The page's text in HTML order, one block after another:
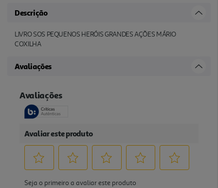
Descrição
LIVRO SOS PEQUENOS HERÓIS GRANDES AÇÕES MÁRIO
COXILHA
Avaliações